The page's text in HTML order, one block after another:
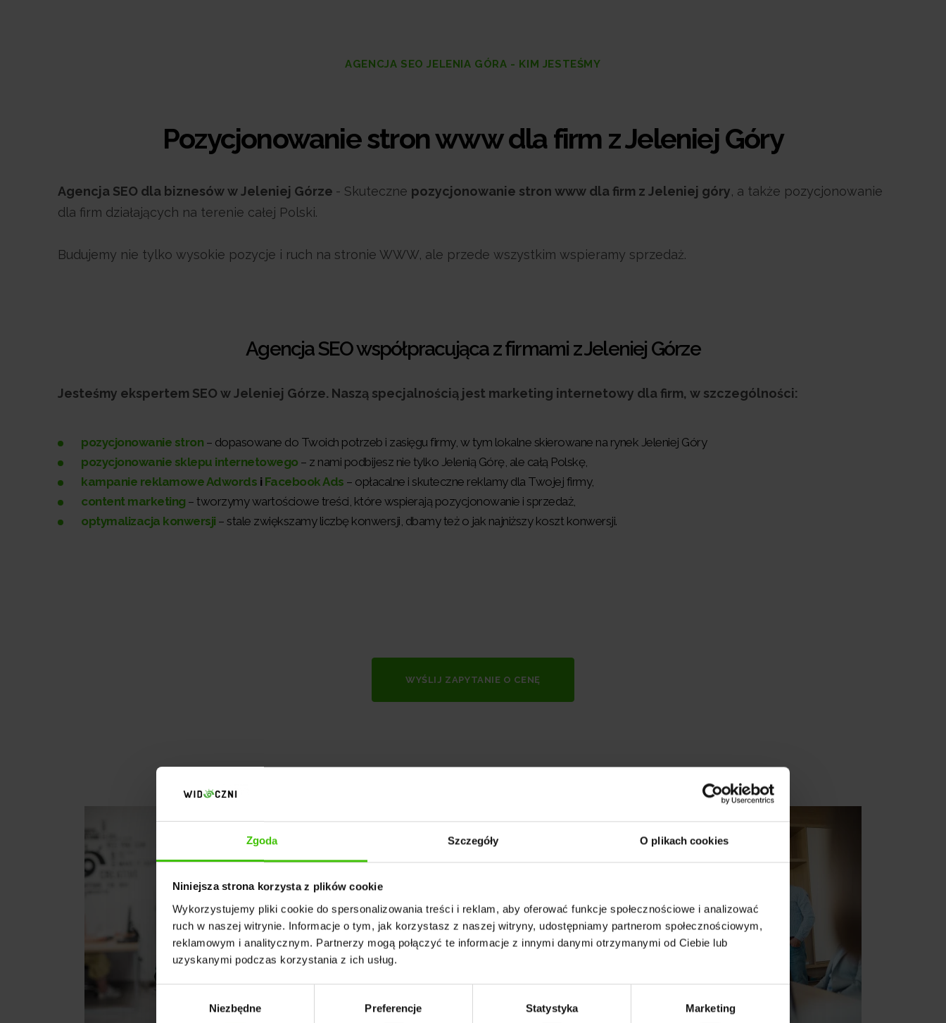
Zgoda Szczegóły O plikach cookies
Niniejsza strona korzysta z plików cookie
Wykorzystujemy pliki cookie do spersonalizowania treści i reklam, aby oferować funkcje społecznościowe i analizować
ruch w naszej witrynie. Informacje o tym, jak korzystasz z naszej witryny, udostępniamy partnerom społecznościowym,
reklamowym i analitycznym. Partnerzy mogą połączyć te informacje z innymi danymi otrzymanymi od Ciebie lub
uzyskanymi podczas korzystania z ich usług.
Niezbędne Preferencje Statystyka Marketing
AGENCJA SEO JELENIA GÓRA - KIM JESTEŚMY
Pozycjonowanie stron www dla firm z Jeleniej Góry
Agencja SEO dla biznesów w Jeleniej Górze - Skuteczne pozycjonowanie stron www dla firm z Jeleniej góry, a także pozycjonowanie
dla firm działających na terenie całej Polski.
Budujemy nie tylko wysokie pozycje i ruch na stronie WWW, ale przede wszystkim wspieramy sprzedaż.
Agencja SEO współpracująca z firmami z Jeleniej Górze
Jesteśmy ekspertem SEO w Jeleniej Górze. Naszą specjalnością jest marketing internetowy dla firm, w szczególności:
pozycjonowanie stron – dopasowane do Twoich potrzeb i zasięgu firmy, w tym lokalne skierowane na rynek Jeleniej Góry
pozycjonowanie sklepu internetowego – z nami podbijesz nie tylko Jelenią Górę, ale całą Polskę,
kampanie reklamowe Adwords i Facebook Ads – opłacalne i skuteczne reklamy dla Twojej firmy,
content marketing – tworzymy wartościowe treści, które wspierają pozycjonowanie i sprzedaż,
optymalizacja konwersji – stale zwiększamy liczbę konwersji, dbamy też o jak najniższy koszt konwersji.
WYŚLIJ ZAPYTANIE O CENĘ